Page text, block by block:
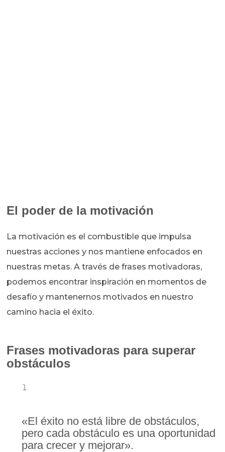
El poder de la motivación
La motivación es el combustible que impulsa
nuestras acciones y nos mantiene enfocados en
nuestras metas. A través de frases motivadoras,
podemos encontrar inspiración en momentos de
desafío y mantenernos motivados en nuestro
camino hacia el éxito.
Frases motivadoras para superar
obstáculos
«El éxito no está libre de obstáculos,
pero cada obstáculo es una oportunidad
para crecer y mejorar».